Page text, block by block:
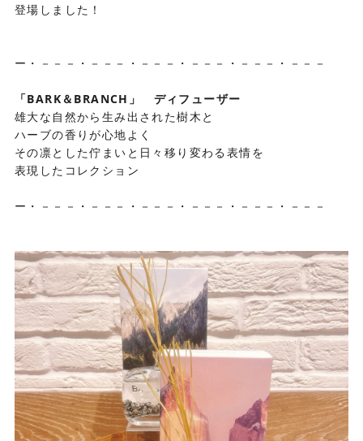
登場しました！
ー・－－－・－－－・－－－・－－－・－－－・－－－
「BARK＆BRANCH」 ディフューザー
雄大な自然から生み出された樹木と
ハーブの香りが心地よく
その凛とした佇まいと日々移り変わる表情を
表現したコレクション
ー・－－－・－－－・－－－・－－－・－－－・－－－